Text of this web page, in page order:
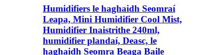
Humidifiers le haghaidh Seomraí
Leapa, Mini Humidifier Cool Mist,
Humidifier Inaistrithe 240ml,
humidifier plandaí, Deasc, le
haghaidh Seomra Beaga Baile